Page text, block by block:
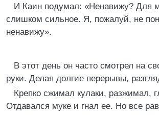
И Каин подумал: «Ненавижу? Для
слишком сильное. Я, пожалуй, не
ненавижу».
В этот день он часто смотрел на
руки. Делая долгие перерывы,
Крепко сжимал кулаки, разжимал,
Отдавался муке и гнал ее. Но все